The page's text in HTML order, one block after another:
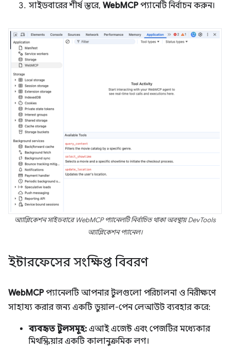
সাইডবারের শীর্ষ স্তরে, WebMCPপ্যানেটি নির্বাচন করুন।
অ্যাপ্লিকেশন সাইডবারে WebMCP প্যানেলটি নির্বাচিত থাকা অবস্থায় DevTools
অ্যাপ্লিকেশন প্যানেল।
ইন্টারফেসের সংক্ষিপ্ত বিবরণ
WebMCPপ্যানেলটি আপনার টুলগুলো পরিচালনা ও নিরীক্ষণে
সাহায্য করার জন্য একটি ডুয়াল-পেন লেআউট ব্যবহার করে:
ব্যবহৃত টুলসমূহ: এআই এজেন্ট এবং পেজটির মধ্যেকার
মিথস্ক্রিয়ার একটি কালানুক্রমিক লগ।